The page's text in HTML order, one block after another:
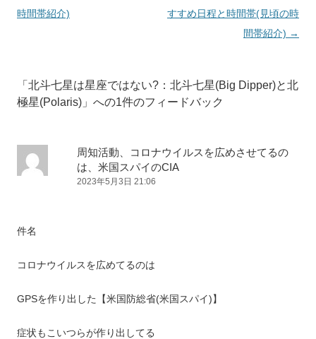
ナ
時間帯紹介)
すすめ日程と時間帯(見頃の時
間帯紹介) →
「 北斗七星は星座ではない?：北斗七星(Big Dipper)と北
極星(Polaris) 」への1件のフィードバック
周知活動、コロナウイルスを広めさせてるの
は、米国スパイのCIA
2023年5月3日 21:06
件名
コロナウイルスを広めてるのは
GPSを作り出した【米国防総省(米国スパイ)】
症状もこいつらが作り出してる